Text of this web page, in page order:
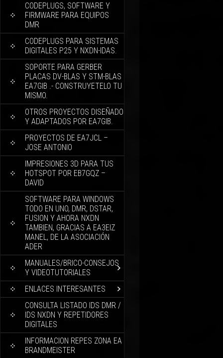
CODEPLUGS, SOFTWARE Y
FIRMWARE PARA EQUIPOS
DMR
CODEPLUGS PARA SISTEMAS
DIGITALES P25 Y NXDN-IDAS.
SOPORTE PARA GERBER
PLACAS DV-BLAS Y STM-BLAS
EA7GIB .- CONSTRUYETELO TU
MISMO.
OTROS PROYECTOS DISEÑADO
Y ADAPTADOS POR EA7GIB.
PROYECTOS DE EA7JCL –
JOSE ANTONIO
IMPRESIONES 3D PARA TUS
HOTSPOT POR EB7GQZ –
DAVID
SOFTWARE PARA WINDOWS
TODO EN UNO, DMR, DSTAR,
FUSION Y AHORA NXDN
TAMBIEN, GRACIAS A EA3EIZ
MANEL, DE LA ASOCIACIÓN
ADER
MANUALES/BRICO-CONSEJOS
Y VIDEOTUTORIALES
ENLACES INTERESANTES
CONSULTA LISTADO IDS DMR /
IDS NXDN Y REPETIDORES
DIGITALES
INFORMACION REPES ZONA EA
BRANDMEISTER